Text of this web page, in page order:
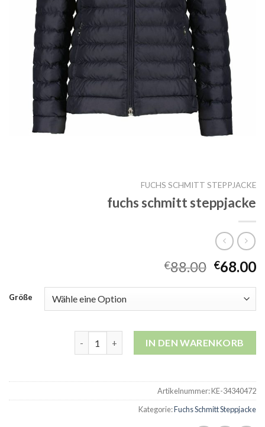
FUCHS SCHMITT STEPPJACKE
fuchs schmitt steppjacke
€88.00 €68.00
Größe
IN DEN WARENKORB
Artikelnummer:KE-34340472
Kategorie:Fuchs Schmitt Steppjacke